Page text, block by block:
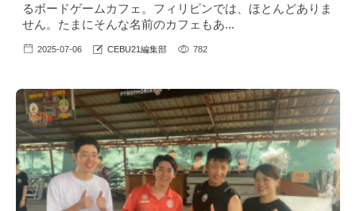
るボードゲームカフェ。フィリピンでは、ほとんどありま
せん。たまにそんな名前のカフェもあ...
2025-07-06 CEBU21編集部 782